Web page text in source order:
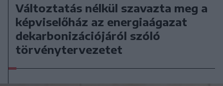
Változtatás nélkül szavazta meg a
képviselőház az energiaágazat
dekarbonizációjáról szóló
törvénytervezetet